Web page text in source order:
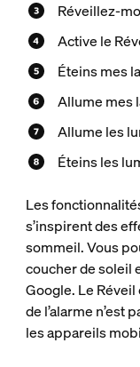
Réveillez-
Active le
Éteins mes
Allume mes
Allume les
Éteins les
Les
s’inspirent des
sommeil. Vous
coucher de soleil
Google. Le
de l’alarme n’est
les appareils